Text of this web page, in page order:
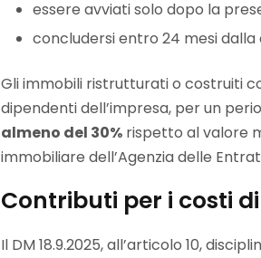
essere avviati solo dopo la
concludersi entro 24 mesi
Gli immobili ristrutturati o costruiti
dipendenti dell’impresa, per un
almeno del 30%rispetto al valore
immobiliare dell’Agenzia delle
Contributi per i costi
Il DM 18.9.2025, all’articolo 10,